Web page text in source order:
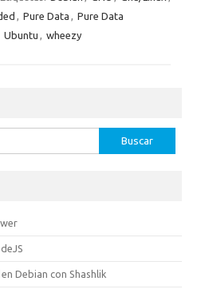
, Pure Data , Pure Data
Ubuntu , wheezy
Debian con Shashlik